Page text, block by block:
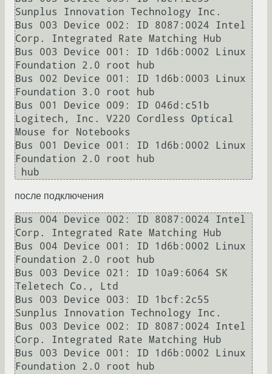
Sunplus Innovation Technology Inc.
Bus 003 Device 002: ID 8087:0024 Intel
Corp. Integrated Rate Matching Hub
Bus 003 Device 001: ID 1d6b:0002 Linux
Foundation 2.0 root hub
Bus 002 Device 001: ID 1d6b:0003 Linux
Foundation 3.0 root hub
Bus 001 Device 009: ID 046d:c51b
Logitech, Inc. V220 Cordless Optical
Mouse for Notebooks
Bus 001 Device 001: ID 1d6b:0002 Linux
Foundation 2.0 root hub
hub
после подключения
Bus 004 Device 002: ID 8087:0024 Intel
Corp. Integrated Rate Matching Hub
Bus 004 Device 001: ID 1d6b:0002 Linux
Foundation 2.0 root hub
Bus 003 Device 021: ID 10a9:6064 SK
Teletech Co., Ltd
Bus 003 Device 003: ID 1bcf:2c55
Sunplus Innovation Technology Inc.
Bus 003 Device 002: ID 8087:0024 Intel
Corp. Integrated Rate Matching Hub
Bus 003 Device 001: ID 1d6b:0002 Linux
Foundation 2.0 root hub